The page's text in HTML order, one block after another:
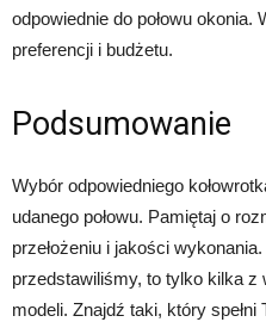
odpowiednie do połowu okonia.
preferencji i budżetu.
Podsumowanie
Wybór odpowiedniego
udanego połowu. Pamiętaj o
przełożeniu i jakości
przedstawiliśmy, to tylko kilka z
modeli. Znajdź taki, który